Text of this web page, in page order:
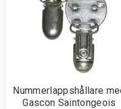
Nummerlappshållare
Gascon Saintongeois